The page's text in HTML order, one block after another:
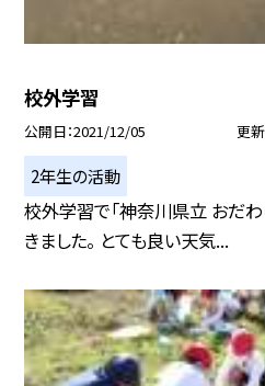
校外学習
公開日 2021/12/05 更
2年生の活動
校外学習で「神奈川県立 おだ
きました。 とても良い天気...